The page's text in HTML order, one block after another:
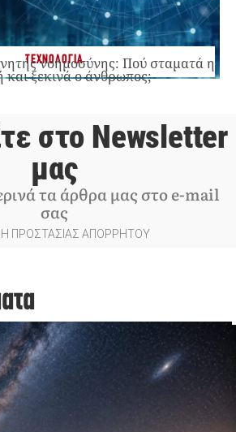
ΤΕΧΝΟΛΟΓΙΑ
νοημοσύνης: Πού σταματά η
και ξεκινά ο άνθρωπος;
στο Newsletter
μας
τα άρθρα μας στο e-mail
σας
ΠΡΟΣΤΑΣΙΑΣ ΑΠΟΡΡΗΤΟΥ